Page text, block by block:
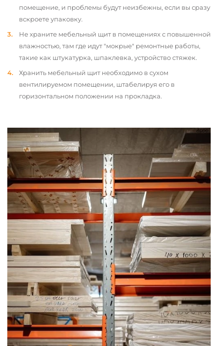
помещение, и проблемы будут неизбежны, если вы сразу
вскроете упаковку.
Не храните мебельный щит в помещениях с повышенной
влажностью, там где идут "мокрые" ремонтные работы,
такие как штукатурка, шпаклевка, устройство стяжек.
Хранить мебельный щит необходимо в сухом
вентилируемом помещении, штабелируя его в
горизонтальном положении на прокладка.